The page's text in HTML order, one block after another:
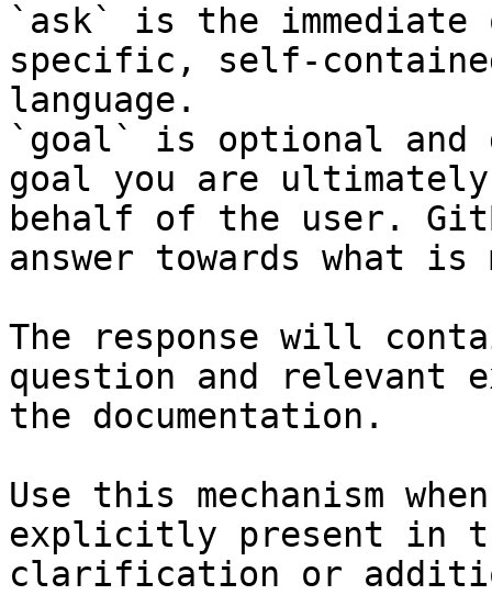
`ask` is the
specific, self-
language.
`goal` is optional and
goal you are
behalf of the user.
answer towards what
The response will
question and relevant
the documentation.
Use this mechanism
explicitly present in
clarification or